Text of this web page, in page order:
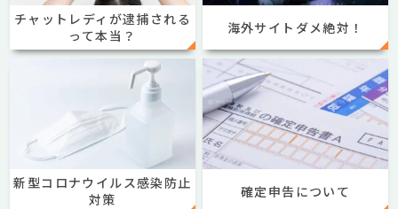
チャットレディが逮捕される
って本当？
海外サイトダメ絶対！
新型コロナウイルス感染防止
対策
確定申告について